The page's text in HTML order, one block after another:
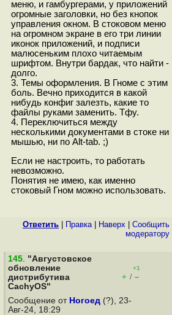
меню, и гамбургерами, у приложений
огромные заголовки, но без кнопок
управления окном. В стоковом меню
на огромном экране в его три линии
иконок приложений, и подписи
малюсеньким плохо читаемым
шрифтом. Внутри бардак, что найти -
долго.
3. Темы оформления. В Гноме с этим
боль. Вечно приходится в какой
нибудь конфиг залезть, какие то
файлы руками заменить. Тфу.
4. Переключиться между
несколькими документами в стоке ни
мышью, ни по Alt-tab. ;)
Если не настроить, то работать
невозможно.
Понятия не имею, как именно
стоковый Гном можно использовать.
Ответить Правка| Наверх
Cообщить
модератору
145. "Августовское
обновление
дистрибутива
CachyOS"
+1
+ / –
Сообщение от Ногоед (?), 23-
Авг-24, 18:29